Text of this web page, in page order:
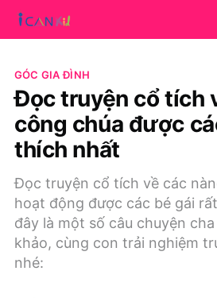
GÓC GIA ĐÌNH
Đọc truyện cổ tích
công chúa được
thích nhất
Đọc truyện cổ tích về các
hoạt động được các bé gái
đây là một số câu chuyện
khảo, cùng con trải nghiệm
nhé: